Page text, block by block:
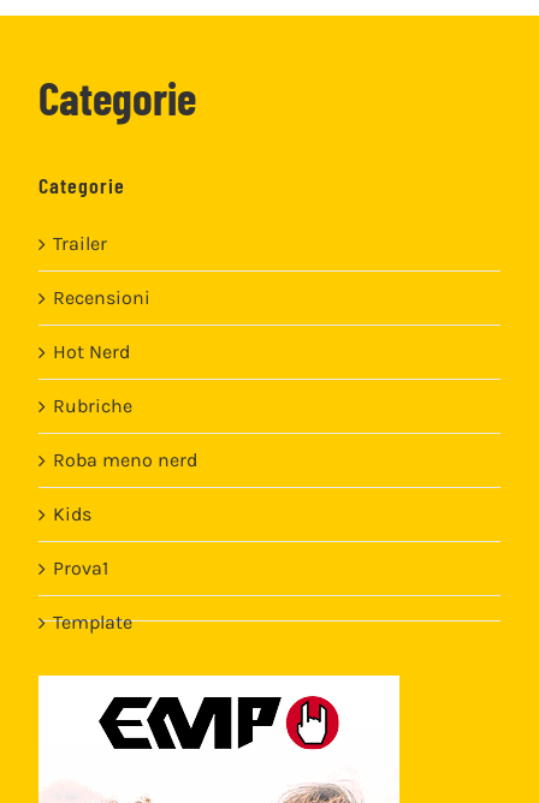
Categorie
Categorie
Trailer
Recensioni
Hot Nerd
Rubriche
Roba meno nerd
Kids
Prova1
Template